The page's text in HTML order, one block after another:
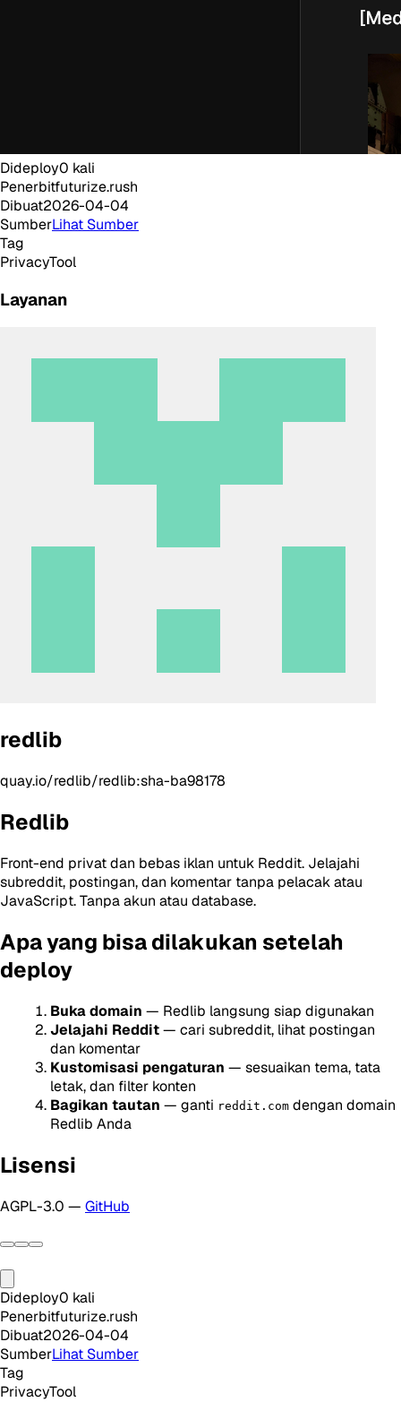
Dideploy0 kali
Penerbitfuturize.rush
Dibuat2026-04-04
SumberLihat Sumber
Tag
PrivacyTool
Layanan
redlib
quay.io/redlib/redlib:sha-ba98178
Redlib
Front-end privat dan bebas iklan untuk Reddit. Jelajahi
subreddit, postingan, dan komentar tanpa pelacak atau
JavaScript. Tanpa akun atau database.
Apa yang bisa dilakukan setelah
deploy
Buka domain — Redlib langsung siap digunakan
Jelajahi Reddit— cari subreddit, lihat postingan
dan komentar
Kustomisasi pengaturan — sesuaikan tema, tata
letak, dan filter konten
Bagikan tautan — ganti reddit.com dengan domain
Redlib Anda
Lisensi
AGPL-3.0 — GitHub
Dideploy0 kali
Penerbitfuturize.rush
Dibuat2026-04-04
SumberLihat Sumber
Tag
PrivacyTool